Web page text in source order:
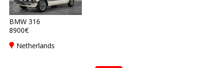
BMW 316
8900€
Netherlands